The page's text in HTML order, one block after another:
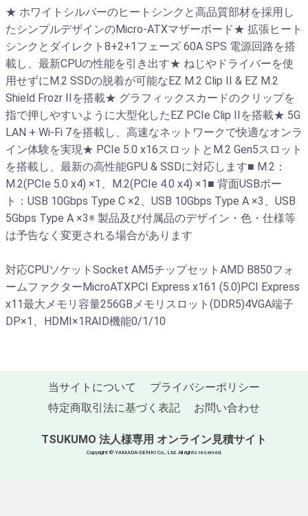
★ ホワイトシルバーのヒートシンクと高品質部材を採用し
たシンプルデザインのMicro-ATXマザーボード★ 拡張ヒート
シンクとダイレクト8+2+1フェーズ 60A SPS 電源回路を搭
載し、最新CPUの性能を引き出す★ ねじやドライバーを使
用せずにM.2 SSDの脱着が可能なEZ M.2 Clip II & EZ M.2
Shield Frozr IIを搭載★ グラフィックスカードのクリップを
指で押しやすいように大型化したEZ PCIe Clip IIを搭載★ 5G
LAN + Wi-Fi 7を搭載し、高速なネットワークで快適なオンラ
イン体験を実現★ PCIe 5.0 x16スロットとM.2 Gen5スロット
を搭載し、最新の高性能GPU & SSDに対応します■ M.2：
M.2(PCIe 5.0 x4) ×1、M.2(PCIe 4.0 x4) ×1■ 背面USBポー
ト：USB 10Gbps Type C ×2、USB 10Gbps Type A ×3、USB
5Gbps Type A ×3※ 製品及び付属品のデザイン・色・仕様等
は予告なく変更される場合があります
対応CPUソケットSocket AM5チップセットAMD B850フォ
ームファクターMicroATXPCI Express x161 (5.0)PCI Express
x11最大メモリ容量256GBメモリスロット(DDR5)4VGA端子
DP×1、HDMI×1RAID機能0/1/10
当サイトについて
プライバシーポリシー
特定商取引法に基づく表記
お問い合わせ
TSUKUMO 法人様専用 オンライン見積サイト
Copyright © YAMADA-DENKI Co., Ltd. All rights reserved.